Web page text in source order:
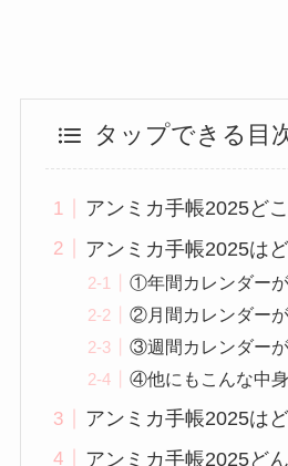
タップできる目
アンミカ手帳2025ど
アンミカ手帳2025は
①年間カレンダー
②月間カレンダー
③週間カレンダー
④他にもこんな中身
アンミカ手帳2025は
アンミカ手帳2025ど